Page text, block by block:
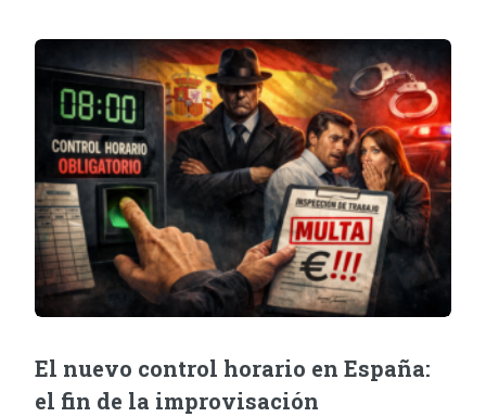
El nuevo control horario en España:
el fin de la improvisación